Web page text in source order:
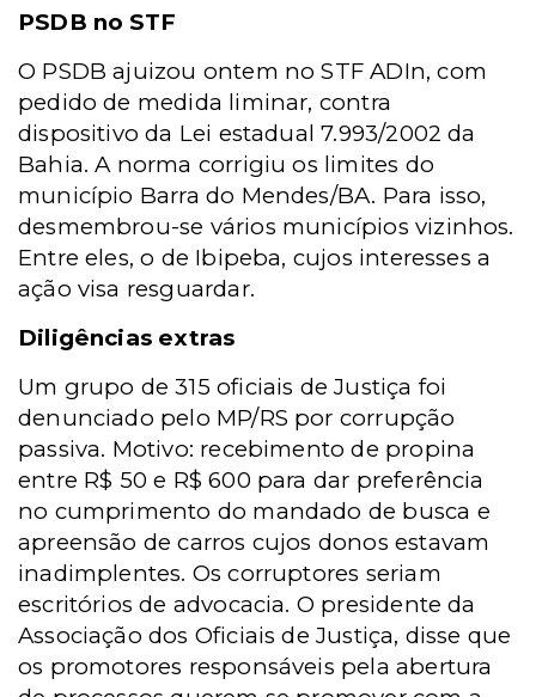
PSDB no STF
O PSDB ajuizou ontem no STF ADIn, com
pedido de medida liminar, contra
dispositivo da Lei estadual 7.993/2002 da
Bahia. A norma corrigiu os limites do
município Barra do Mendes/BA. Para isso,
desmembrou-se vários municípios vizinhos.
Entre eles, o de Ibipeba, cujos interesses a
ação visa resguardar.
Diligências extras
Um grupo de 315 oficiais de Justiça foi
denunciado pelo MP/RS por corrupção
passiva. Motivo: recebimento de propina
entre R$ 50 e R$ 600 para dar preferência
no cumprimento do mandado de busca e
apreensão de carros cujos donos estavam
inadimplentes. Os corruptores seriam
escritórios de advocacia. O presidente da
Associação dos Oficiais de Justiça, disse que
os promotores responsáveis pela abertura